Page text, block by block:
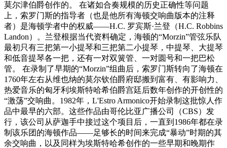
莫尔津伯爵创作的。 在诸如合奏规模的历史正确性等问题
上，索罗门斯的指导者（也是他所有海顿交响曲版本的注释
者）是海顿学者中的权威——H.C. 罗宾斯·兰登（H.C. Robbins
Landon）。兰登根据当代资料确定，海顿的“Morzin”管弦乐队
最初只有三把第一小提琴和三把第二小提琴，中提琴、大提琴
和低音提琴各一把，还有一对双簧管、一对圆号和一把巴松
管。 在录制了早期的“Morzin”组曲后，索罗门斯转向了海顿在
1760年左右从维也纳的莫尔钦伯爵府邸搬到富有、有影响力、
热爱音乐的匈牙利埃斯特哈希伯爵宫廷后数年创作的开创性的
“激荡”交响曲。1982年，L'Estro Armonico开始录制这批惊人作
品中最早的六部。这些作品由哥伦比亚广播公司（CBS）发
行，该公司从萨迦手中接过这个项目后，一直到1986年都在录
制该乐团的海顿作品——足够长的时间来完成“暴动”时期的其
余交响曲，以及同样为埃斯特哈希创作的一些早期和晚期作